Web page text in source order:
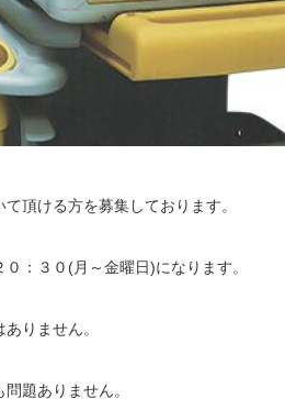
頂ける方を募集しております。
０：３０(月～金曜日)になります。
りません。
題ありません。